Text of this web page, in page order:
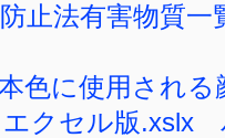
止法有害物質一
色に使用される
エクセル版.xslx